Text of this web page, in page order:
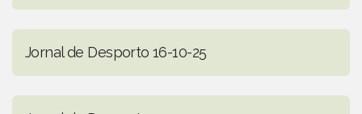
Jornal de Desporto 16-10-25